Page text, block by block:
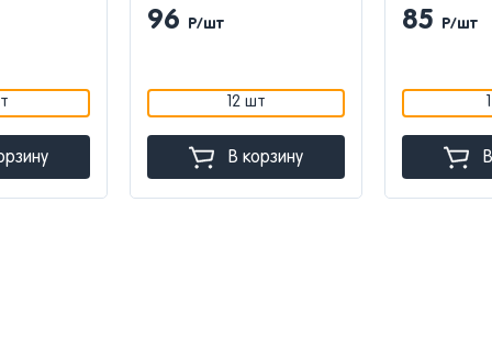
шт
корзину
85Р/шт
1 шт
В корзину
40Р/шт